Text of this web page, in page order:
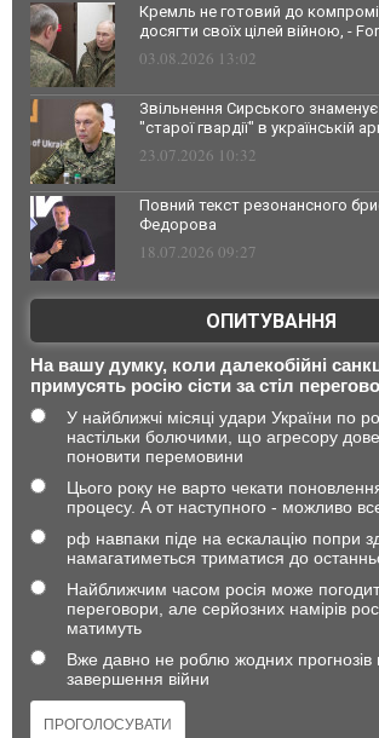
Кремль не готовий до
досягти своїх цілей війною, -
03.08.2026 13:02
Звільнення Сирського знаменує
"старої гвардії" в українській
23.07.2026 10:32
Повний текст резонансного
Федорова
18.07.2026 09:27
ОПИТУВАННЯ
На вашу думку, коли далекобійні
примусять росію сісти за стіл
У найближчі місяці удари України по
настільки болючими, що агресору
поновити перемовини
Цього року не варто чекати
процесу. А от наступного - можливо
рф навпаки піде на ескалацію попри
намагатиметься триматися до
Найближчим часом росія може
переговори, але серйозних намірів
матимуть
Вже давно не роблю жодних
завершення війни